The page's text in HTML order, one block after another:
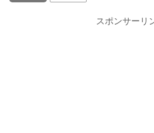
スポンサーリ